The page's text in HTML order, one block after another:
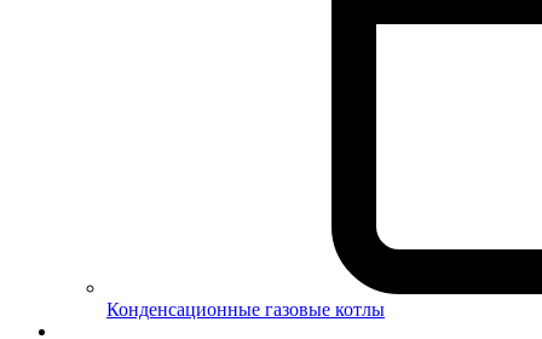
Конденсационные газовые котлы